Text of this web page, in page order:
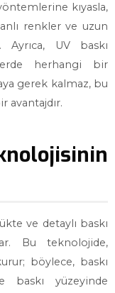
kıyasla,
renkler ve uzun
Ayrıca, UV baskı
herhangi bir
gerek kalmaz, bu
avantajdır.
ve detaylı baskı
Bu teknolojide,
böylece, baskı
baskı yüzeyinde